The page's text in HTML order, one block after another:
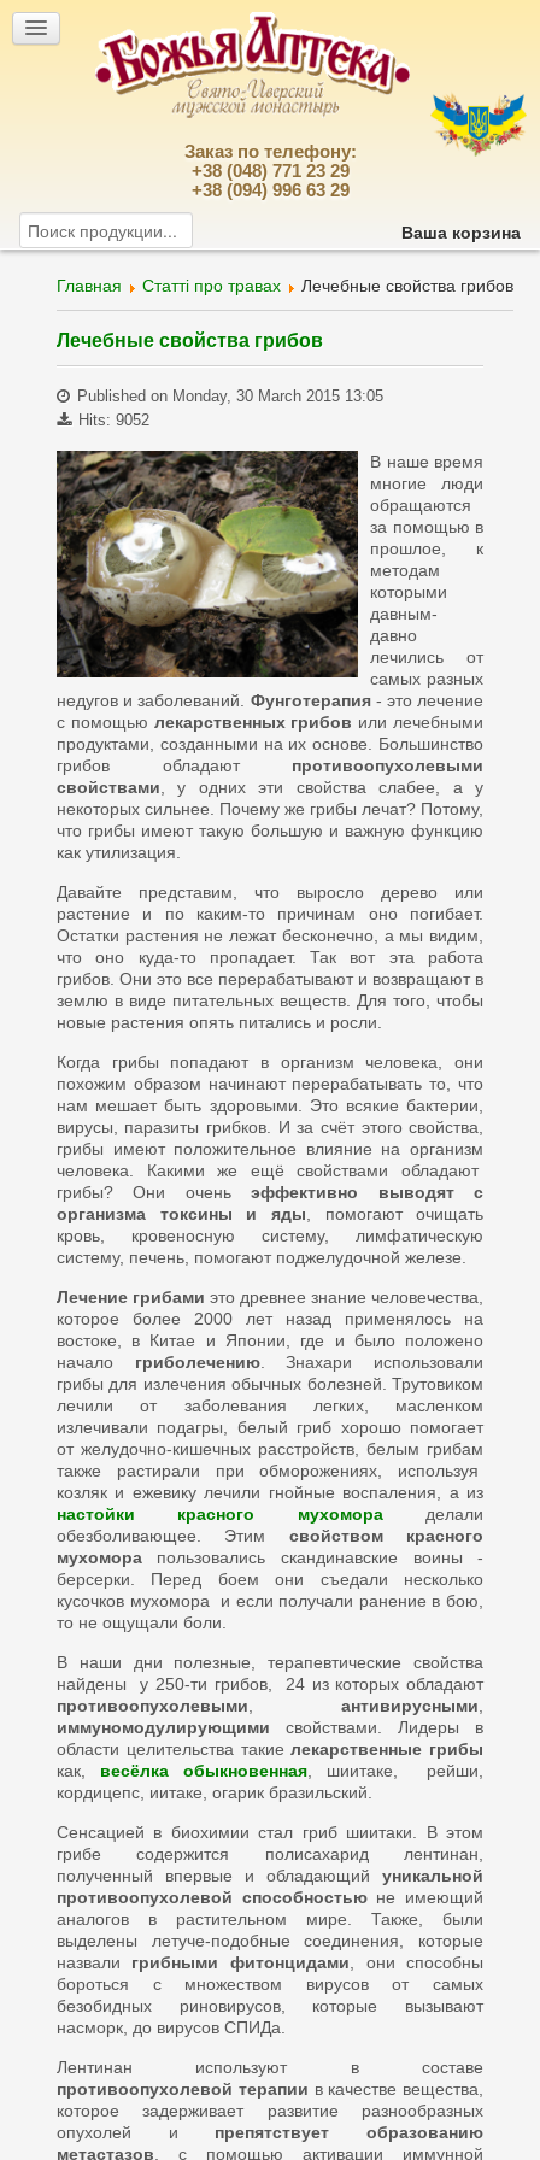
Заказ по телефону:
+38 (048) 771 23 29
+38 (094) 996 63 29
Ваша корзина
Главная Статті про травах Лечебные свойства грибов
Лечебные свойства грибов
Published on Monday, 30 March 2015 13:05
Hits: 9052
В наше время
многие люди
обращаются
за помощью в
прошлое, к
методам
которыми
давным-
давно
лечились от
самых разных
недугов и заболеваний. Фунготерапия- это лечение
с помощью лекарственных грибов или лечебными
продуктами, созданными на их основе. Большинство
грибов обладают противоопухолевыми
свойствами , у одних эти свойства слабее, а у
некоторых сильнее. Почему же грибы лечат? Потому,
что грибы имеют такую большую и важную функцию
как утилизация.
Давайте представим, что выросло дерево или
растение и по каким-то причинам оно погибает.
Остатки растения не лежат бесконечно, а мы видим,
что оно куда-то пропадает. Так вот эта работа
грибов. Они это все перерабатывают и возвращают в
землю в виде питательных веществ. Для того, чтобы
новые растения опять питались и росли.
Когда грибы попадают в организм человека, они
похожим образом начинают перерабатывать то, что
нам мешает быть здоровыми. Это всякие бактерии,
вирусы, паразиты грибков. И за счёт этого свойства,
грибы имеют положительное влияние на организм
человека. Какими же ещё свойствами обладают
грибы? Они оченьэффективно выводят с
организма токсины и яды , помогают очищать
кровь, кровеносную систему, лимфатическую
систему, печень, помогают поджелудочной железе.
Лечение грибами это древнее знание человечества,
которое более 2000 лет назад применялось на
востоке, в Китае и Японии, где и было положено
начало гриболечению. Знахари использовали
грибы для излечения обычных болезней. Трутовиком
лечили от заболевания легких, масленком
излечивали подагры, белый гриб хорошо помогает
от желудочно-кишечных расстройств, белым грибам
также растирали при обморожениях, используя
козляк и ежевику лечили гнойные воспаления, а из
настойки красного мухомораделали
обезболивающее. Этим свойством красного
мухоморапользовались скандинавские воины -
берсерки. Перед боем они съедали несколько
кусочков мухомора и если получали ранение в бою,
то не ощущали боли.
В наши дни полезные, терапевтические свойства
найдены у 250-ти грибов, 24 из которых обладают
противоопухолевыми ,антивирусными
иммуномодулирующими свойствами. Лидеры в
области целительства такиелекарственные грибы
как, весёлка обыкновенная, шиитаке, рейши,
кордицепс, иитаке, огарик бразильский.
Сенсацией в биохимии стал гриб шиитаки. В этом
грибе содержится полисахарид лентинан,
полученный впервые и обладающийуникальной
противоопухолевой способностьюне имеющий
аналогов в растительном мире. Также, были
выделены летуче-подобные соединения, которые
назвали грибными фитонцидами , они способны
бороться с множеством вирусов от самых
безобидных риновирусов, которые вызывают
насморк, до вирусов СПИДа.
Лентинан используют в составе
противоопухолевой терапии в качестве вещества,
которое задерживает развитие разнообразных
опухолей и препятствует образованию
метастазов , с помощью активации иммунной